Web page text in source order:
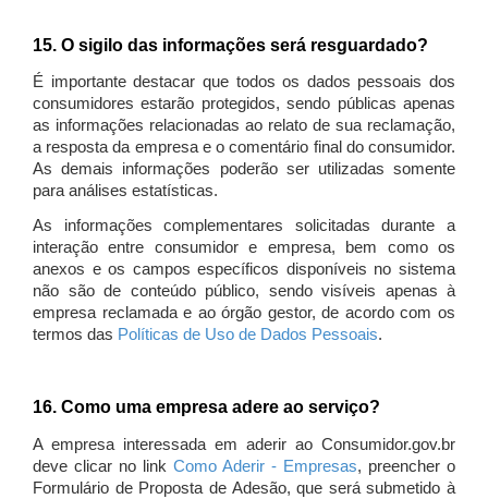
15. O sigilo das informações será resguardado?
É importante destacar que todos os dados pessoais dos
consumidores estarão protegidos, sendo públicas apenas
as informações relacionadas ao relato de sua reclamação,
a resposta da empresa e o comentário final do consumidor.
As demais informações poderão ser utilizadas somente
para análises estatísticas.
As informações complementares solicitadas durante a
interação entre consumidor e empresa, bem como os
anexos e os campos específicos disponíveis no sistema
não são de conteúdo público, sendo visíveis apenas à
empresa reclamada e ao órgão gestor, de acordo com os
termos das Políticas de Uso de Dados Pessoais.
16. Como uma empresa adere ao serviço?
A empresa interessada em aderir ao Consumidor.gov.br
deve clicar no link Como Aderir - Empresas, preencher o
Formulário de Proposta de Adesão, que será submetido à